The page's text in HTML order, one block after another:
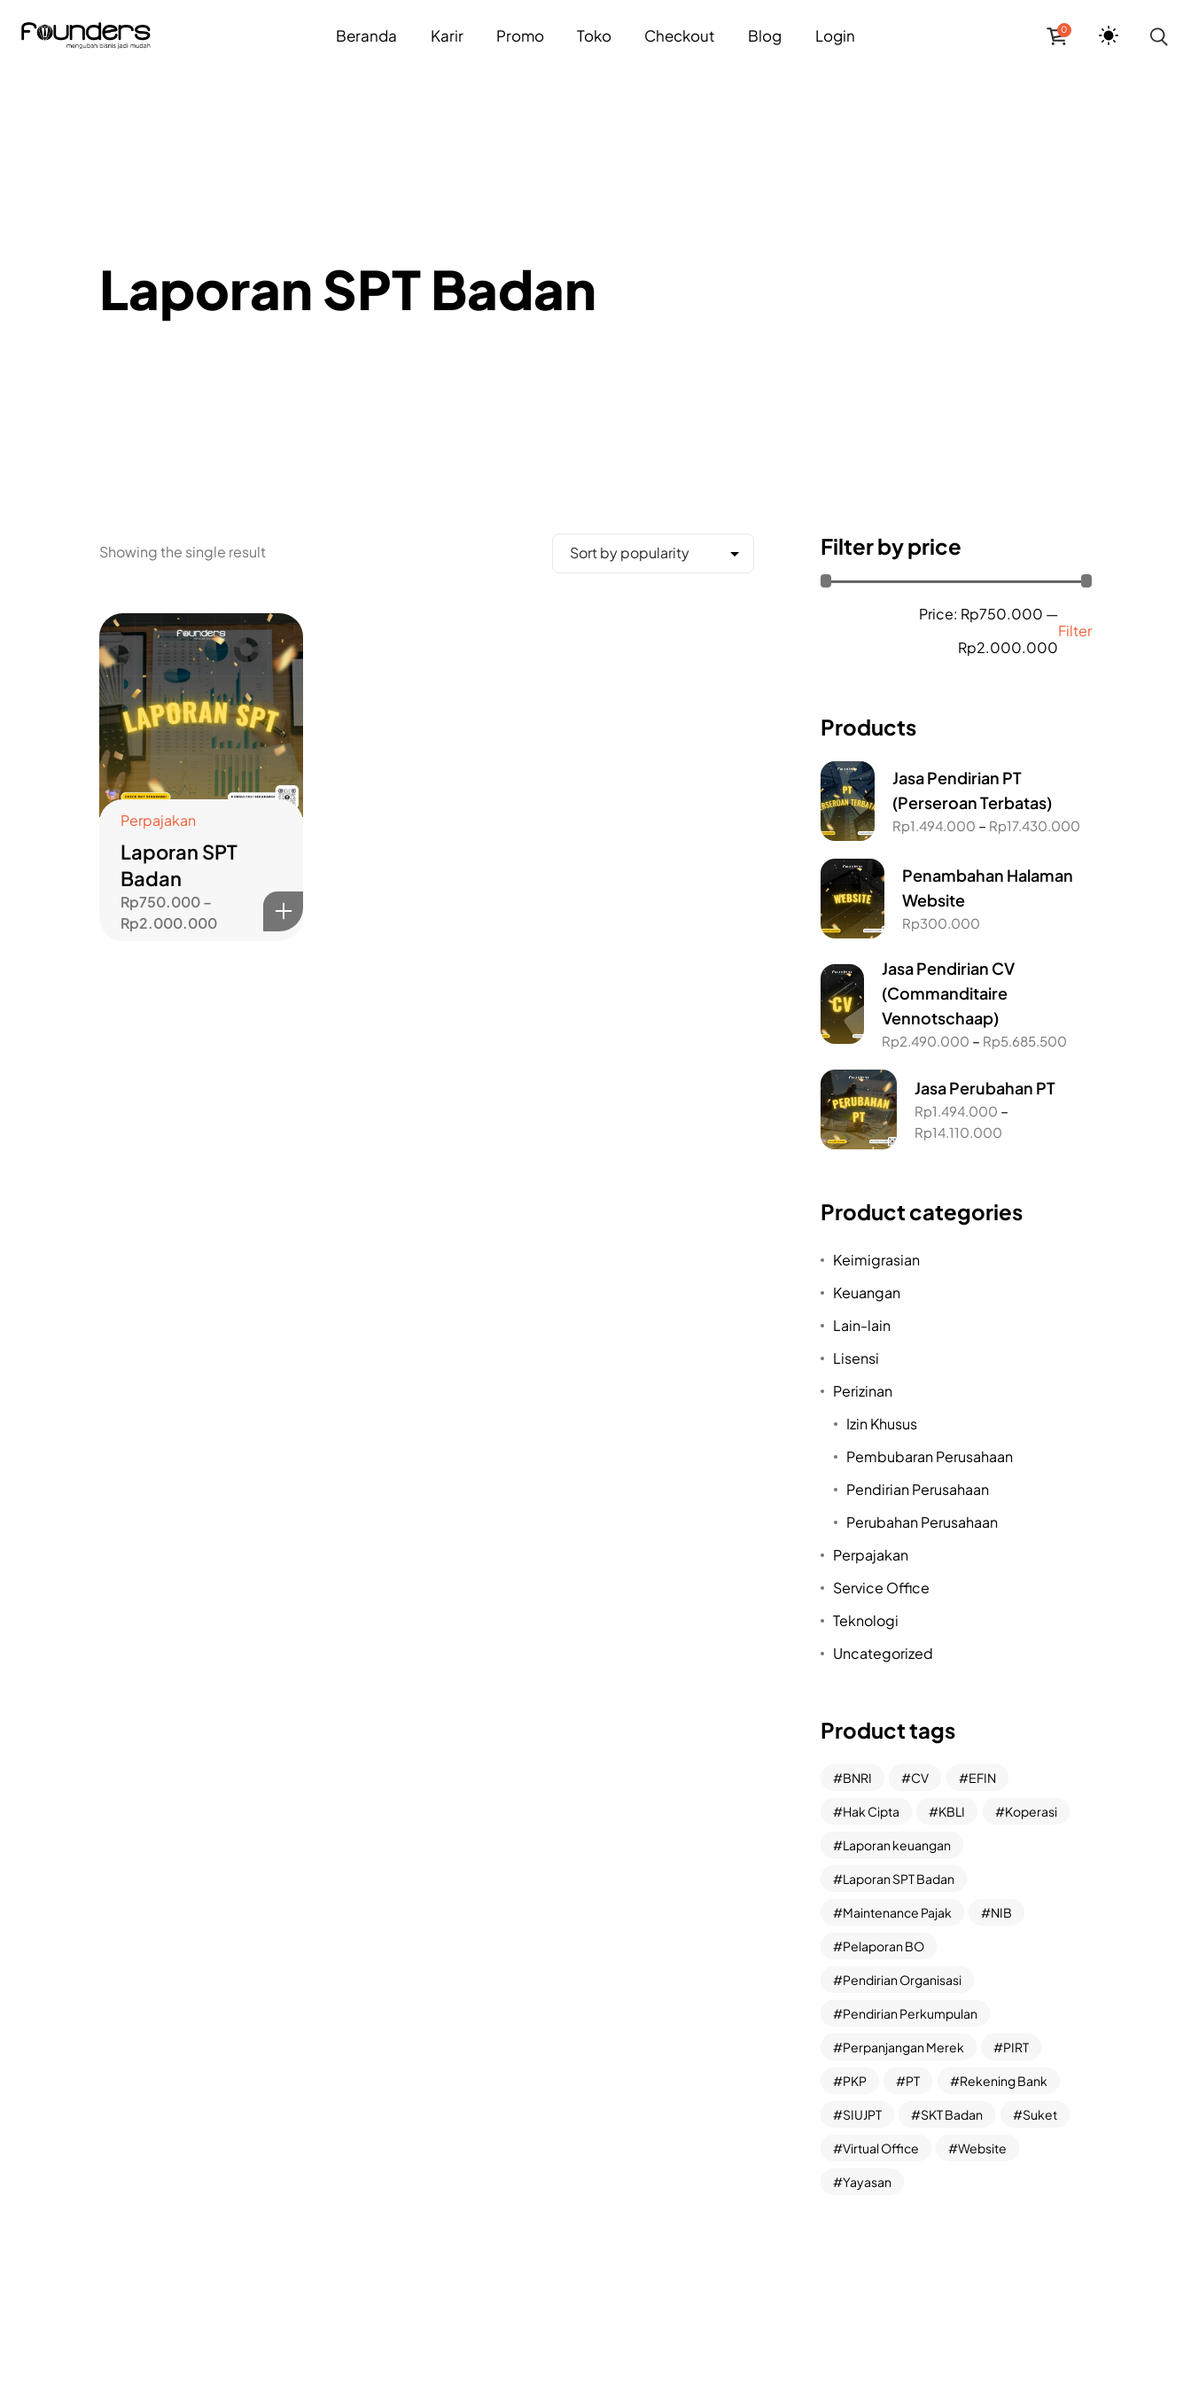
Beranda Karir Promo Toko Checkout Blog Login 0
Laporan SPT Badan
Showing the single result
Perpajakan
Laporan SPT
Badan
Rp750.000–
Rp2.000.000
Filter by price
Filter
Price: Rp750.000 —
Rp2.000.000
Products
Jasa Pendirian PT
(Perseroan Terbatas)
Rp1.494.000 – Rp17.430.000
Penambahan Halaman
Website
Rp300.000
Jasa Pendirian CV
(Commanditaire
Vennotschaap)
Rp2.490.000 – Rp5.685.500
Jasa Perubahan PT
Rp1.494.000 –
Rp14.110.000
Product categories
Keimigrasian
Keuangan
Lain-lain
Lisensi
Perizinan
Izin Khusus
Pembubaran Perusahaan
Pendirian Perusahaan
Perubahan Perusahaan
Perpajakan
Service Office
Teknologi
Uncategorized
Product tags
BNRI CV EFIN
Hak Cipta KBLI Koperasi
Laporan keuangan
Laporan SPT Badan
Maintenance Pajak NIB
Pelaporan BO
Pendirian Organisasi
Pendirian Perkumpulan
Perpanjangan Merek PIRT
PKP PT Rekening Bank
SIUJPT SKT Badan Suket
Virtual Office Website
Yayasan